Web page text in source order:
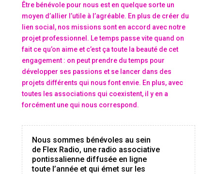
Être bénévole pour nous est en quelque sorte un
moyen d’allier l’utile à l’agréable. En plus de créer du
lien social, nos missions sont en accord avec notre
projet professionnel. Le temps passe vite quand on
fait ce qu’on aime et c’est ça toute la beauté de cet
engagement : on peut prendre du temps pour
développer ses passions et se lancer dans des
projets différents qui nous font envie. En plus, avec
toutes les associations qui coexistent, il y en a
forcément une qui nous correspond.
Nous sommes bénévoles au sein
de Flex Radio, une radio associative
pontissalienne diffusée en ligne
toute l’année et qui émet sur les